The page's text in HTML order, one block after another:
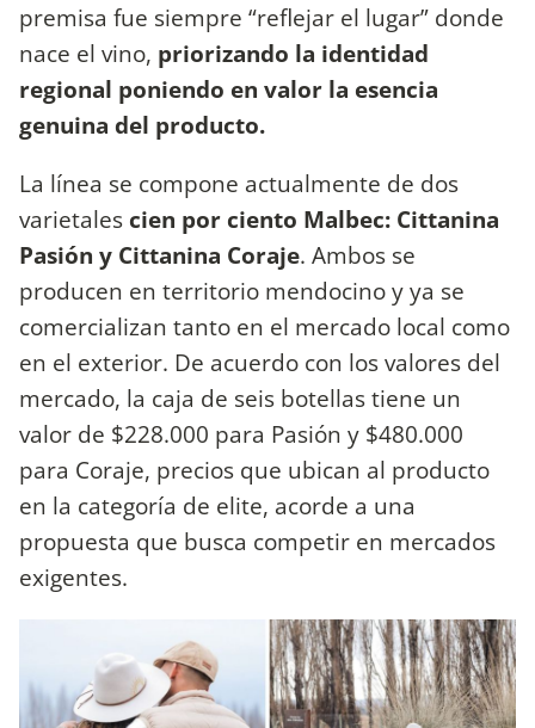
premisa fue siempre “reflejar el lugar” donde
nace el vino, priorizando la identidad
regional poniendo en valor la esencia
genuina del producto.
La línea se compone actualmente de dos
varietales cien por ciento Malbec: Cittanina
Pasión y Cittanina Coraje. Ambos se
producen en territorio mendocino y ya se
comercializan tanto en el mercado local como
en el exterior. De acuerdo con los valores del
mercado, la caja de seis botellas tiene un
valor de $228.000 para Pasión y $480.000
para Coraje, precios que ubican al producto
en la categoría de elite, acorde a una
propuesta que busca competir en mercados
exigentes.